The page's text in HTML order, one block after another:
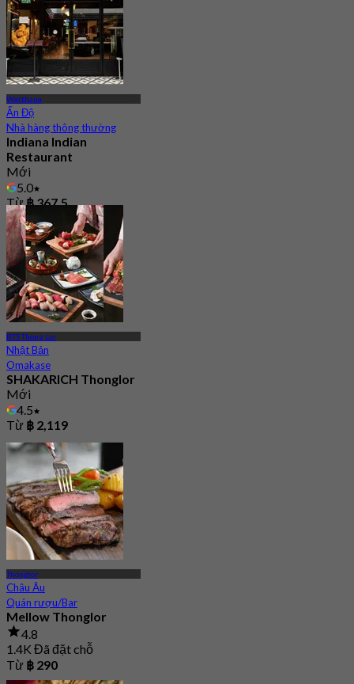
Watthana
Ấn Độ
Nhà hàng thông thường
Indiana Indian
Restaurant
Mới
5.0
Từ฿ 367.5
BTS Thong Lor
Nhật Bản
Omakase
SHAKARICH Thonglor
Mới
4.5
Từ ฿ 2,119
Thonglor
Châu Âu
Quán rượu/Bar
Mellow Thonglor
4.8
1.4K Đã đặt chỗ
Từ ฿ 290